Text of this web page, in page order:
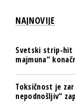
NAJNOVIJE
Svetski strip-hit
majmuna“
Toksičnost je
nepodnošljiv“